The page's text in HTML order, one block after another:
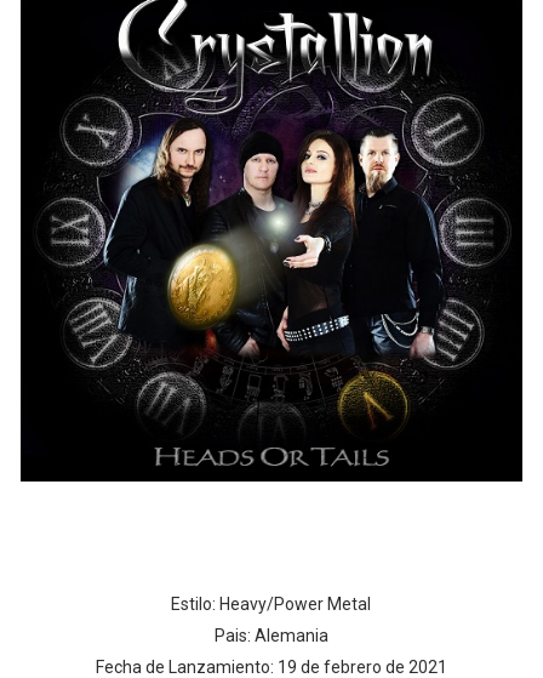
Estilo: Heavy/Power Metal
Pais: Alemania
Fecha de Lanzamiento: 19 de febrero de 2021